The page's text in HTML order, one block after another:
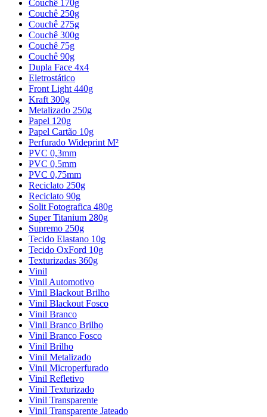
Couchê 170g
Couchê 250g
Couchê 275g
Couchê 300g
Couchê 75g
Couchê 90g
Dupla Face 4x4
Eletrostático
Front Light 440g
Kraft 300g
Metalizado 250g
Papel 120g
Papel Cartão 10g
Perfurado Wideprint M²
PVC 0,3mm
PVC 0,5mm
PVC 0,75mm
Reciclato 250g
Reciclato 90g
Solit Fotografica 480g
Super Titanium 280g
Supremo 250g
Tecido Elastano 10g
Tecido OxFord 10g
Texturizadas 360g
Vinil
Vinil Automotivo
Vinil Blackout Brilho
Vinil Blackout Fosco
Vinil Branco
Vinil Branco Brilho
Vinil Branco Fosco
Vinil Brilho
Vinil Metalizado
Vinil Microperfurado
Vinil Refletivo
Vinil Texturizado
Vinil Transparente
Vinil Transparente Jateado